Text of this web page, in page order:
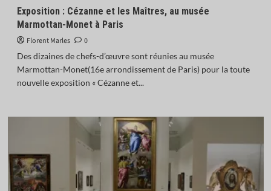
Exposition : Cézanne et les Maîtres, au musée
Marmottan-Monet à Paris
Florent Marles
0
Des dizaines de chefs-d’œuvre sont réunies au musée
Marmottan-Monet(16e arrondissement de Paris) pour la toute
nouvelle exposition « Cézanne et...